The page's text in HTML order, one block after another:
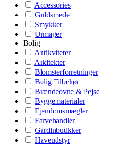
Accessories
Guldsmede
Smykker
Urmager
Bolig
Antikviteter
Arkitekter
Blomsterforretninger
Bolig Tilbehør
Brændeovne & Pejse
Byggematerialer
Ejendomsmægler
Farvehandler
Gardinbutikker
Haveudstyr